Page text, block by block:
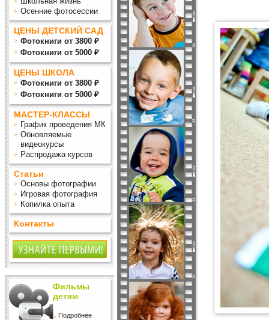
Осенние фотосессии
ЦЕНЫ ДЕТСКИЙ САД
Фотокниги от 3800 ₽
Фотокниги от 5000 ₽
ЦЕНЫ ШКОЛА
Фотокниги от 3800 ₽
Фотокниги от 5000 ₽
МАСТЕР-КЛАССЫ
График проведения МК
Обновляемые
видеокурсы
Распродажа курсов
Статьи
Основы фотографии
Игровая фотография
Копилка опыта
Контакты
Фильмы
детям
Подробнее